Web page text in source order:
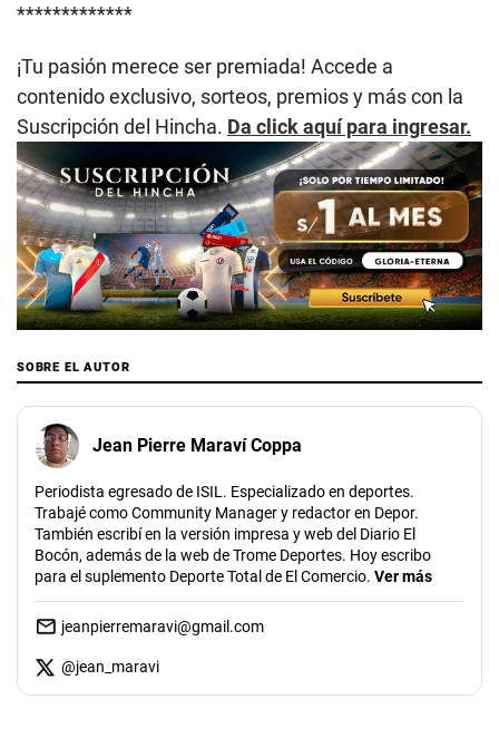
*************
¡Tu pasión merece ser premiada! Accede a
contenido exclusivo, sorteos, premios y más con la
Suscripción del Hincha. Da click aquí para ingresar.
SOBRE EL AUTOR
Jean Pierre Maraví Coppa
Periodista egresado de ISIL. Especializado en deportes.
Trabajé como Community Manager y redactor en Depor.
También escribí en la versión impresa y web del Diario El
Bocón, además de la web de Trome Deportes. Hoy escribo
para el suplemento Deporte Total de El Comercio. Ver más
jeanpierremaravi@gmail.com
@jean_maravi